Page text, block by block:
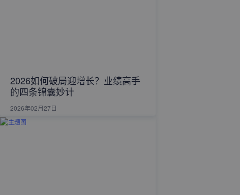
2026如何破局迎增长？业绩高手
的四条锦囊妙计
2026年02月27日